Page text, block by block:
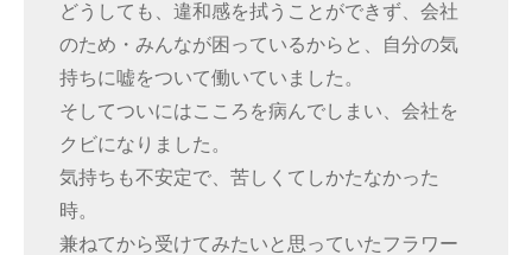
どうしても、違和感を拭うことができず、会社
のため・みんなが困っているからと、自分の気
持ちに嘘をついて働いていました。
そしてついにはこころを病んでしまい、会社を
クビになりました。
気持ちも不安定で、苦しくてしかたなかった
時。
兼ねてから受けてみたいと思っていたフラワー